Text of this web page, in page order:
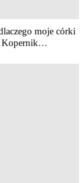
moje córki
Kopernik…